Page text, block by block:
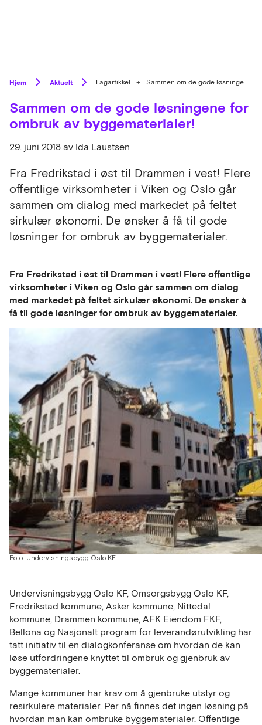
Hjem Aktuelt Fagartikkel → Sammen om de gode løsningene for ombruk av byggematerialer!
Sammen om de gode løsningene for
ombruk av byggematerialer!
29. juni 2018 av Ida Laustsen
Fra Fredrikstad i øst til Drammen i vest! Flere
offentlige virksomheter i Viken og Oslo går
sammen om dialog med markedet på feltet
sirkulær økonomi. De ønsker å få til gode
løsninger for ombruk av byggematerialer.
Fra Fredrikstad i øst til Drammen i vest! Flere offentlige
virksomheter i Viken og Oslo går sammen om dialog
med markedet på feltet sirkulær økonomi. De ønsker å
få til gode løsninger for ombruk av byggematerialer.
Foto: Undervisningsbygg Oslo KF
Undervisningsbygg Oslo KF, Omsorgsbygg Oslo KF,
Fredrikstad kommune, Asker kommune, Nittedal
kommune, Drammen kommune, AFK Eiendom FKF,
Bellona og Nasjonalt program for leverandørutvikling har
tatt initiativ til en dialogkonferanse om hvordan de kan
løse utfordringene knyttet til ombruk og gjenbruk av
byggematerialer.
Mange kommuner har krav om å gjenbruke utstyr og
resirkulere materialer. Per nå finnes det ingen løsning på
hvordan man kan ombruke byggematerialer. Offentlige